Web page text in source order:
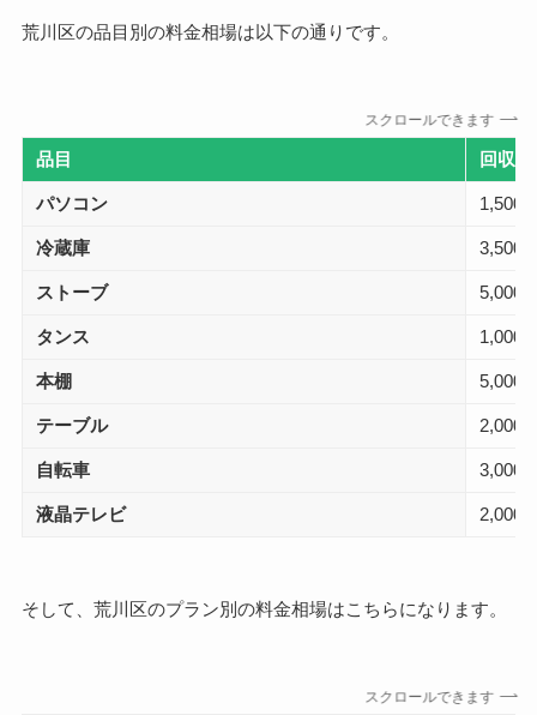
荒川区の品目別の料金相場は以下の通りです。
スクロールできます
品目 回収
パソコン 1,500
冷蔵庫 3,500
ストーブ 5,000
タンス 1,000
本棚 5,000
テーブル 2,000
自転車 3,000
液晶テレビ 2,000
そして、荒川区のプラン別の料金相場はこちらになります。
スクロールできます